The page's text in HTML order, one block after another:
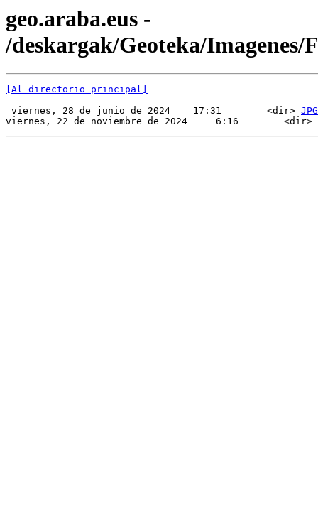
geo.araba.eus -
/deskargak/Geoteka/Imagenes/
[Al directorio principal]
viernes, 28 de junio de 2024    17:31        <dir> JPG
viernes, 22 de noviembre de 2024     6:16        <dir>